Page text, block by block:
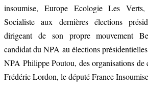
insoumise, Europe Ecologie Les
Socialiste aux dernières élections
dirigeant de son propre mouvement
candidat du NPA au élections
NPA Philippe Poutou, des organisations de
Frédéric Lordon, le député France